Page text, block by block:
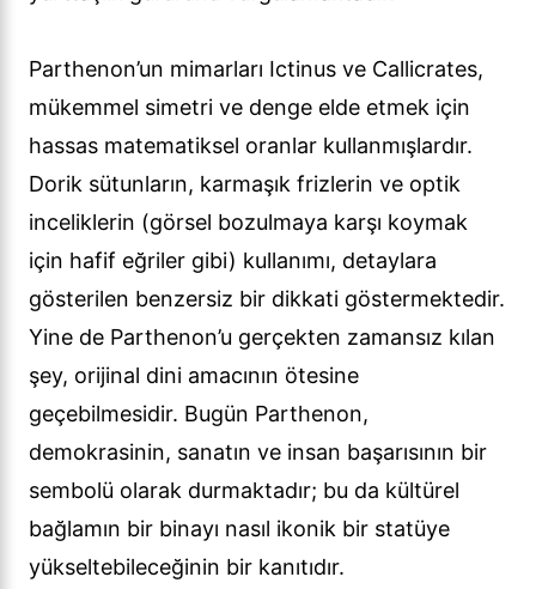
Parthenon’un mimarları Ictinus ve Callicrates,
mükemmel simetri ve denge elde etmek için
hassas matematiksel oranlar kullanmışlardır.
Dorik sütunların, karmaşık frizlerin ve optik
inceliklerin (görsel bozulmaya karşı koymak
için hafif eğriler gibi) kullanımı, detaylara
gösterilen benzersiz bir dikkati göstermektedir.
Yine de Parthenon’u gerçekten zamansız kılan
şey, orijinal dini amacının ötesine
geçebilmesidir. Bugün Parthenon,
demokrasinin, sanatın ve insan başarısının bir
sembolü olarak durmaktadır; bu da kültürel
bağlamın bir binayı nasıl ikonik bir statüye
yükseltebileceğinin bir kanıtıdır.